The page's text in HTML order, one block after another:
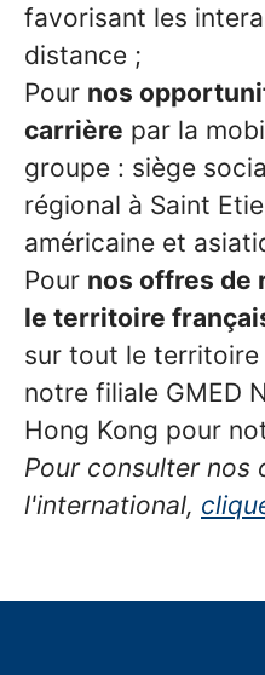
favorisant les
distance ;
Pour nos
carrière par la
groupe : siège
régional à Saint
américaine et
Pour nos offres de
le territoire
sur tout le
notre filiale GMED
Hong Kong pour
Pour consulter nos
l'international,